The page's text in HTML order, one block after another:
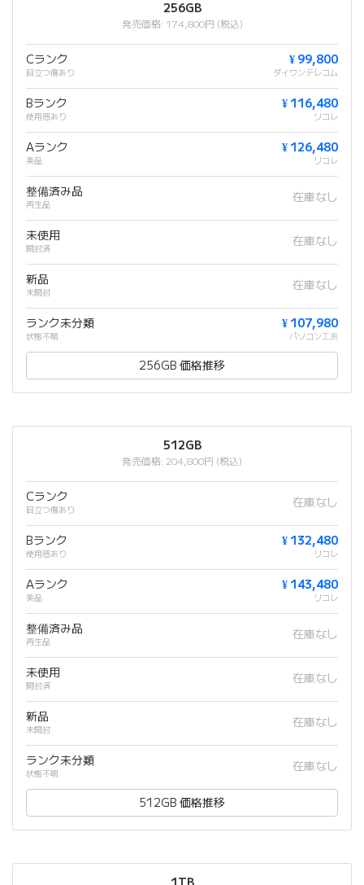
256GB
発売価格: 174,800円 (税込)
Cランク
目立つ傷あり
¥ 99,800
ダイワンテレコム
Bランク
使用感あり
¥ 116,480
リコレ
Aランク
美品
¥ 126,480
リコレ
整備済み品
再生品
在庫なし
未使用
開封済
在庫なし
新品
未開封
在庫なし
ランク未分類
状態不明
¥ 107,980
パソコン工房
256GB 価格推移
512GB
発売価格: 204,800円 (税込)
Cランク
目立つ傷あり
在庫なし
Bランク
使用感あり
¥ 132,480
リコレ
Aランク
美品
¥ 143,480
リコレ
整備済み品
再生品
在庫なし
未使用
開封済
在庫なし
新品
未開封
在庫なし
ランク未分類
状態不明
在庫なし
512GB 価格推移